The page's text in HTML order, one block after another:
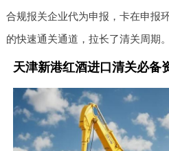
合规报关企业代为申报，卡在申报
的快速通关通道，拉长了清关周期。
天津新港红酒进口清关必备